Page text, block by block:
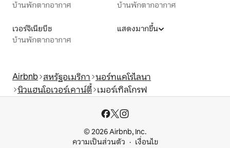
บ้านพักตากอากาศ
บ้านพักตากอากาศ
เวอร์จิเนียบีช
บ้านพักตากอากาศ
แสดงมากขึ้น
Airbnb สหรัฐอเมริกา นอร์ทแคโรไลนา
นิวแฮนโอเวอร์เคาน์ตี้ เมอร์เทิลโกรฟ
© 2026 Airbnb, Inc.
ความเป็นส่วนตัว
เงื่อนไข